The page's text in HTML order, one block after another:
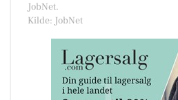
JobNet.
Kilde: JobNet